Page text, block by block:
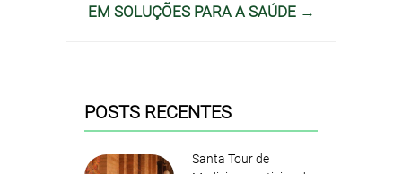
EM SOLUÇÕES PARA A SAÚDE →
POSTS RECENTES
Santa Tour de